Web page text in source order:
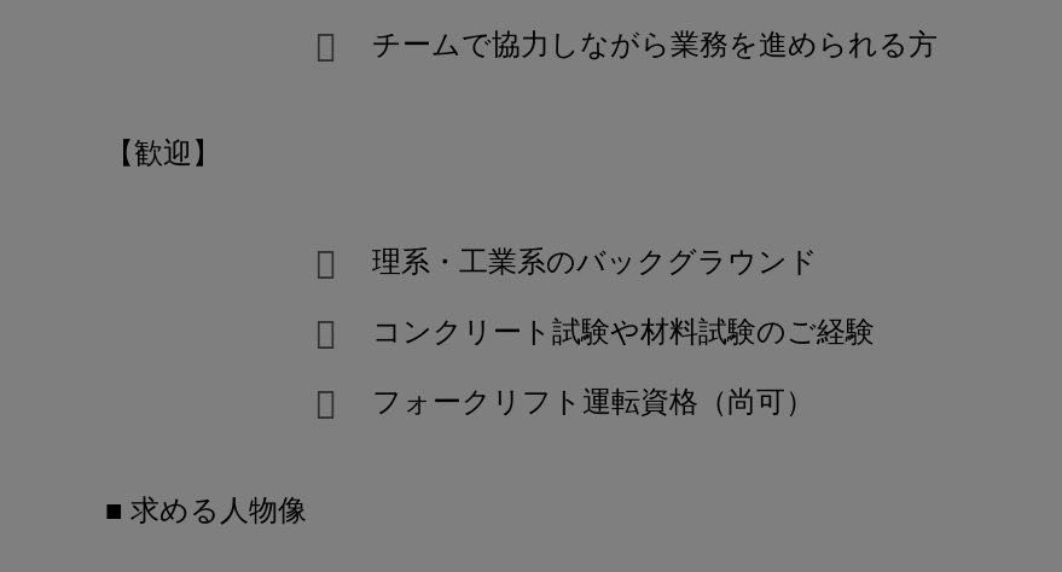
チームで協力しながら業務を進められる方
【歓迎】
理系・工業系のバックグラウンド
コンクリート試験や材料試験のご経験
フォークリフト運転資格（尚可）
■ 求める人物像